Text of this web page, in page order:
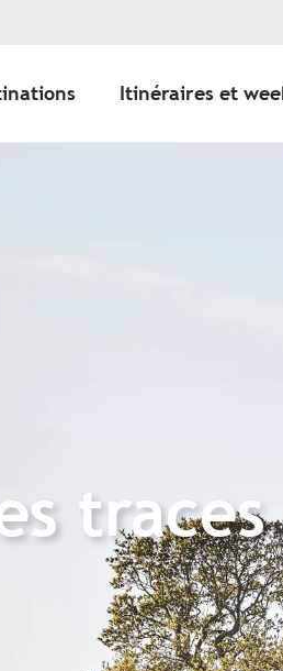
Itinéraires et